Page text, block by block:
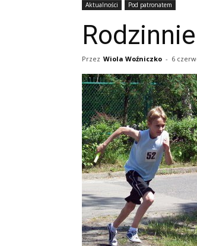
Aktualności Pod patronatem
Przez Wiola Woźniczko - 6